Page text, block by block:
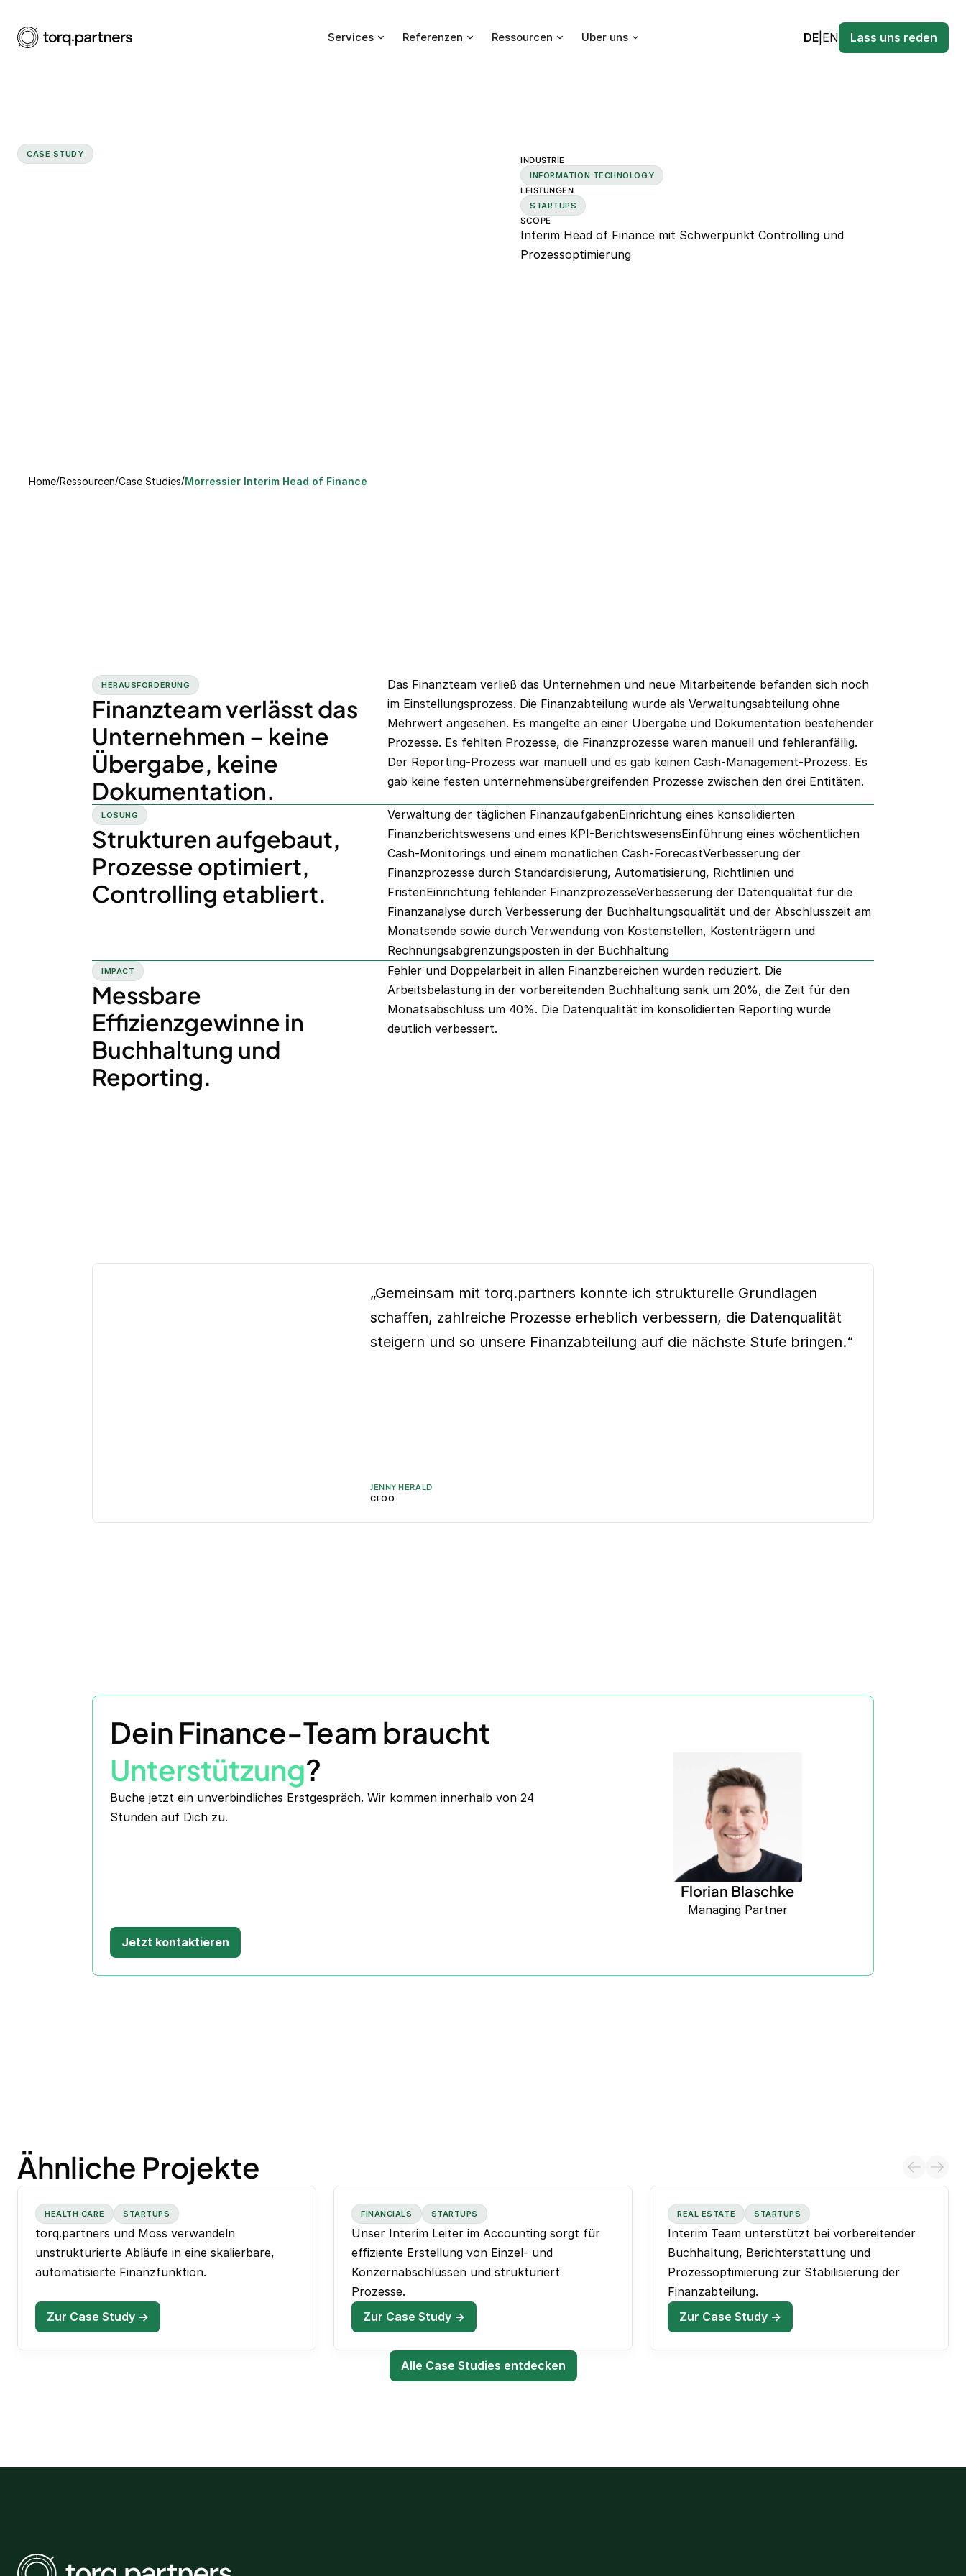
Services Referenzen Ressourcen Über uns DE EN Lass uns reden
CASE STUDY
INDUSTRIE
INFORMATION TECHNOLOGY
LEISTUNGEN
STARTUPS
SCOPE
Interim Head of Finance mit Schwerpunkt Controlling und
Prozessoptimierung
Home/Ressourcen/Case Studies/Morressier Interim Head of Finance
HERAUSFORDERUNG
Finanzteam verlässt das
Unternehmen – keine
Übergabe, keine
Dokumentation.
Das Finanzteam verließ das Unternehmen und neue Mitarbeitende befanden sich noch
im Einstellungsprozess. Die Finanzabteilung wurde als Verwaltungsabteilung ohne
Mehrwert angesehen. Es mangelte an einer Übergabe und Dokumentation bestehender
Prozesse. Es fehlten Prozesse, die Finanzprozesse waren manuell und fehleranfällig.
Der Reporting-Prozess war manuell und es gab keinen Cash-Management-Prozess. Es
gab keine festen unternehmensübergreifenden Prozesse zwischen den drei Entitäten.
LÖSUNG
Strukturen aufgebaut,
Prozesse optimiert,
Controlling etabliert.
Verwaltung der täglichen FinanzaufgabenEinrichtung eines konsolidierten
Finanzberichtswesens und eines KPI-BerichtswesensEinführung eines wöchentlichen
Cash-Monitorings und einem monatlichen Cash-ForecastVerbesserung der
Finanzprozesse durch Standardisierung, Automatisierung, Richtlinien und
FristenEinrichtung fehlender FinanzprozesseVerbesserung der Datenqualität für die
Finanzanalyse durch Verbesserung der Buchhaltungsqualität und der Abschlusszeit am
Monatsende sowie durch Verwendung von Kostenstellen, Kostenträgern und
Rechnungsabgrenzungsposten in der Buchhaltung
IMPACT
Messbare
Effizienzgewinne in
Buchhaltung und
Reporting.
Fehler und Doppelarbeit in allen Finanzbereichen wurden reduziert. Die
Arbeitsbelastung in der vorbereitenden Buchhaltung sank um 20%, die Zeit für den
Monatsabschluss um 40%. Die Datenqualität im konsolidierten Reporting wurde
deutlich verbessert.
„Gemeinsam mit torq.partners konnte ich strukturelle Grundlagen
schaffen, zahlreiche Prozesse erheblich verbessern, die Datenqualität
steigern und so unsere Finanzabteilung auf die nächste Stufe bringen.“
JENNY HERALD
CFOO
Dein Finance-Team braucht
Unterstützung?
Buche jetzt ein unverbindliches Erstgespräch. Wir kommen innerhalb von 24
Stunden auf Dich zu.
Jetzt kontaktieren
Florian Blaschke
Managing Partner
Ähnliche Projekte
HEALTH CARE STARTUPS
torq.partners und Moss verwandeln
unstrukturierte Abläufe in eine skalierbare,
automatisierte Finanzfunktion.
Zur Case Study →
FINANCIALS STARTUPS
Unser Interim Leiter im Accounting sorgt für
effiziente Erstellung von Einzel- und
Konzernabschlüssen und strukturiert
Prozesse.
Zur Case Study →
REAL ESTATE STARTUPS
Interim Team unterstützt bei vorbereitender
Buchhaltung, Berichterstattung und
Prozessoptimierung zur Stabilisierung der
Finanzabteilung.
Zur Case Study →
Alle Case Studies entdecken